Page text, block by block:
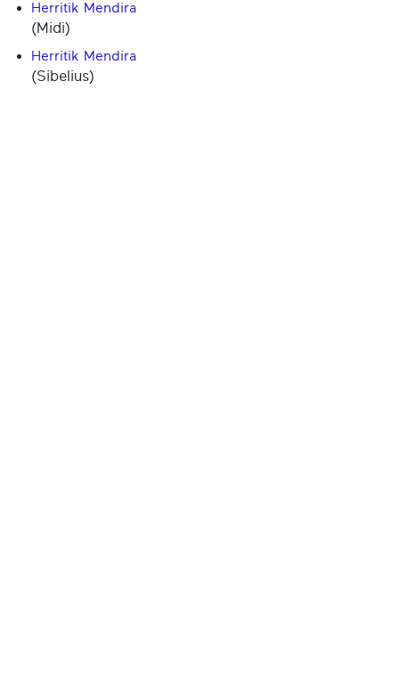
Herritik Mendira
(Midi)
Herritik Mendira
(Sibelius)